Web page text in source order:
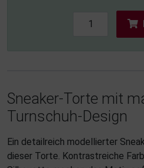
Sneaker-Torte mit
Turnschuh-Design
Ein detailreich modellierter
dieser Torte. Kontrastreiche